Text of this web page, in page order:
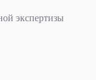
экспертизы